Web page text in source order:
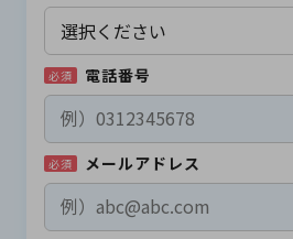
必須 電話番号
必須 メールアドレス